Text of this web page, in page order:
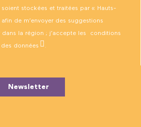
stockées et traitées par « Hauts-
de m’envoyer des suggestions
dans la région ; j’accepte les conditions
données .
Newsletter